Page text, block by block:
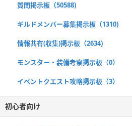
質問掲示板（50588)
ギルドメンバー募集掲示板（1310)
情報共有(収集)掲示板（2634)
モンスター・装備考察掲示板（0）
イベントクエスト攻略掲示板（3）
初心者向け